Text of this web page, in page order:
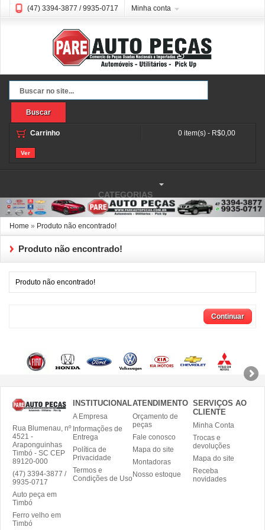
(47) 3394-3877 / 9935-0717 Minha conta
Buscar
Carrinho 0 item(s) - R$0,00
Ver
CATEGORIAS
Home » Produto não encontrado!
Produto não encontrado!
Produto não encontrado!
Continuar
Rua Blumenau, nº
4521 -
Araponguinhas
Timbó - SC CEP
89120-000
(47) 3394-3877 /
9935-0717
Auto peça em
Timbó
Ferro velho em
Timbó
INSTITUCIONAL
A Empresa
Informações de
Entrega
Política de
Privacidade
Termos e
Condições de Uso
ATENDIMENTO
Orçamento de
peças
Fale conosco
Mapa do site
Montadoras
Nosso estoque
SERVIÇOS AO
CLIENTE
Minha Conta
Trocas e
devoluções
Mapa do site
Receba
novidades